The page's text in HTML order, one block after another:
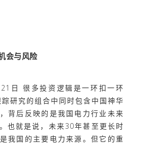
会与风险
日 很多投资逻辑是一环扣一环
研究的组合中同时包含中国神华
背后反映的是我国电力行业未来
也就是说，未来30年甚至更长时
我国的主要电力来源。但它的重